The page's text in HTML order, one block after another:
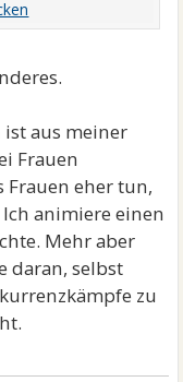
außer Landes..
Umfeld.
ausbaufähig.
ohne
auf
eben zutiefst
eine "verpasste",
ausfuhr.
kein
aus meiner
Frauen
Frauen eher tun,
animiere einen
Mehr aber
daran, selbst
zu